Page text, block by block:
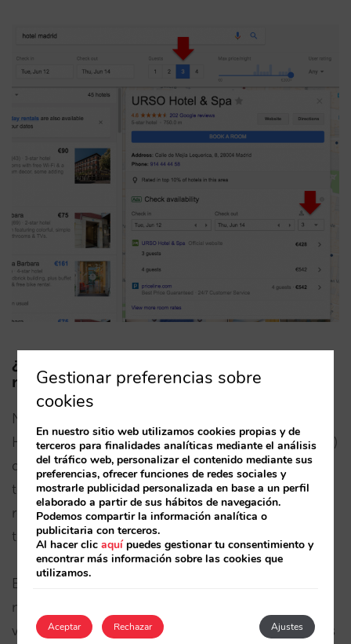
¿Qué tienes que hacer para aprovechar esta
nueva oportunidad que ofrece Google?
Necesitas un “integration partner” (IP) de Google
Hotel Ads (Google publicaaquítodos sus partners)
que tenga la funcionalidad de enviar a Google
todas las ocupaciones, políticas de cancelación y
regímenes. Esta información no está publicada y
tendrás que preguntar a cada uno de ellos.
En
nuestros clientes disfrutan ya de todas estas
ventajas sin necesidad de hacer nada ni pagar más
Gestionar preferencias sobre
cookies
En nuestro sitio web utilizamos cookies propias y de
terceros para finalidades analíticas mediante el análisis
del tráfico web, personalizar el contenido mediante sus
preferencias, ofrecer funciones de redes sociales y
mostrarle publicidad personalizada en base a un perfil
elaborado a partir de sus hábitos de navegación.
Podemos compartir la información analítica o
publicitaria con terceros.
Al hacer clicaquípuedes gestionar tu consentimiento y
encontrar más información sobre las cookies que
utilizamos.
Aceptar Ajustes
Rechazar